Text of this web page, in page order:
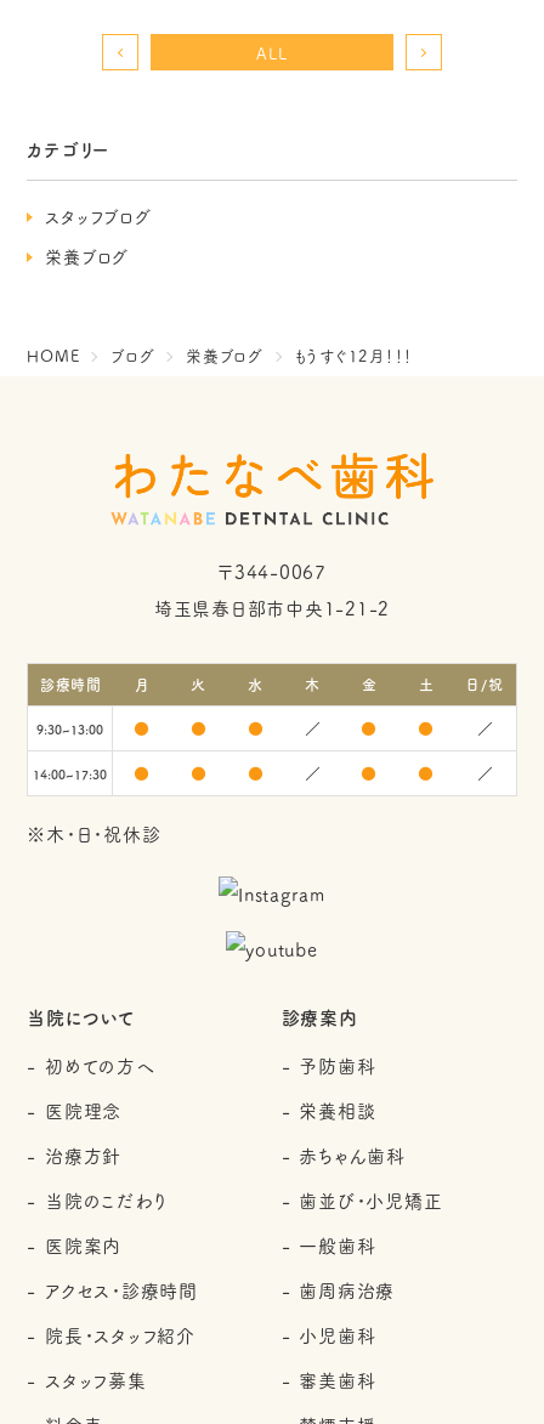
カテゴリー
スタッフブログ
栄養ブログ
ALL
HOME ブログ 栄養ブログ もうすぐ12月！！！
〒344-0067
埼玉県春日部市中央1-21-2
診療時間 月 火 水 木 金 土 日/祝
9:30~13:00 ● ● ● ／ ● ● ／
14:00~17:30 ● ● ● ／ ● ● ／
※木・日・祝休診
当院について
初めての方へ
医院理念
治療方針
当院のこだわり
医院案内
アクセス・診療時間
院長・スタッフ紹介
スタッフ募集
診療案内
予防歯科
栄養相談
赤ちゃん歯科
歯並び・小児矯正
一般歯科
歯周病治療
小児歯科
審美歯科